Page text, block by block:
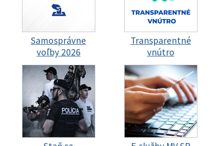
Samosprávne
voľby 2026
Transparentné
vnútro